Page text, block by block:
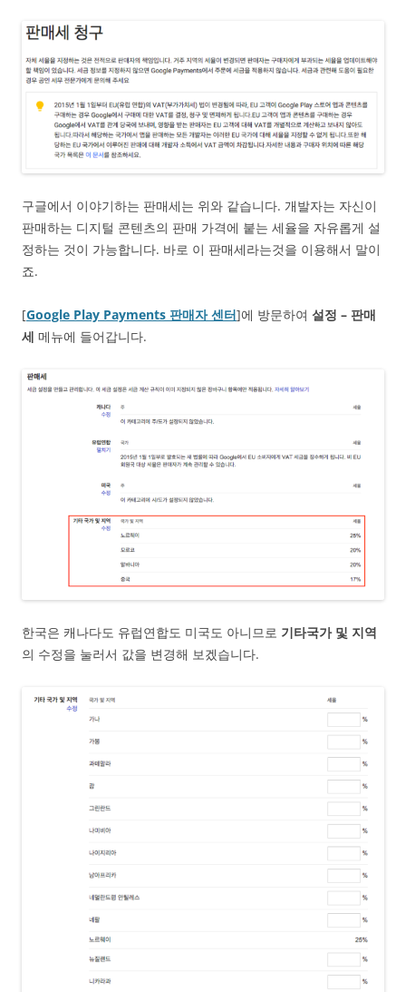
구글에서 이야기하는 판매세는 위와 같습니다. 개발자는 자신이
판매하는 디지털 콘텐츠의 판매 가격에 붙는 세율을 자유롭게 설
정하는 것이 가능합니다. 바로 이 판매세라는것을 이용해서 말이
죠.
[Google Play Payments 판매자 센터]에 방문하여 설정 – 판매
세 메뉴에 들어갑니다.
한국은 캐나다도 유럽연합도 미국도 아니므로 기타국가 및 지역
의 수정을 눌러서 값을 변경해 보겠습니다.